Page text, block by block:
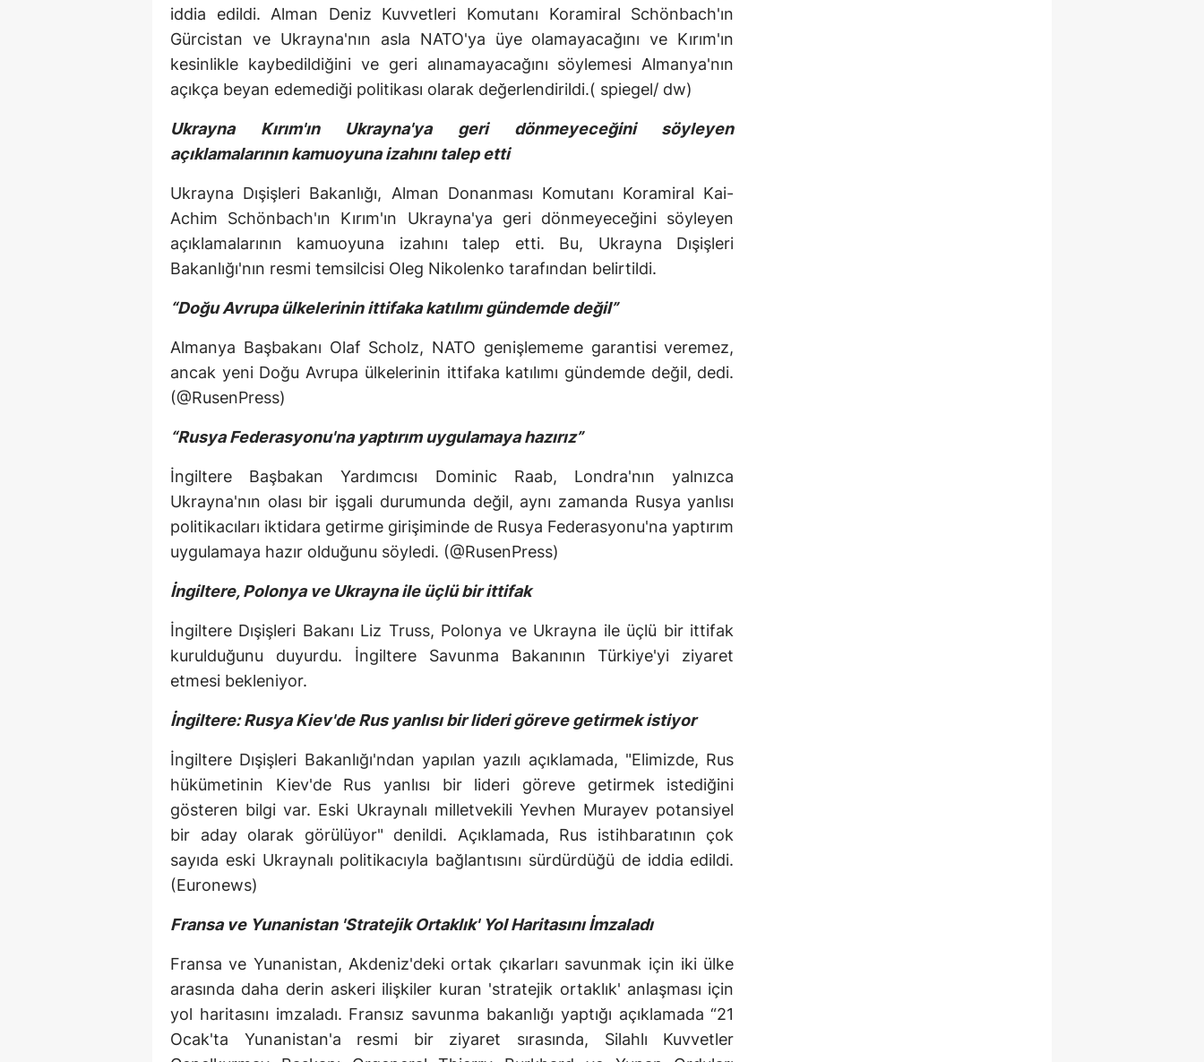
iddia edildi. Alman Deniz Kuvvetleri Komutanı Koramiral Schönbach'ın
Gürcistan ve Ukrayna'nın asla NATO'ya üye olamayacağını ve Kırım'ın
kesinlikle kaybedildiğini ve geri alınamayacağını söylemesi Almanya'nın
açıkça beyan edemediği politikası olarak değerlendirildi.( spiegel/ dw)
Ukrayna Kırım'ın Ukrayna'ya geri dönmeyeceğini söyleyen
açıklamalarının kamuoyuna izahını talep etti
Ukrayna Dışişleri Bakanlığı, Alman Donanması Komutanı Koramiral Kai-
Achim Schönbach'ın Kırım'ın Ukrayna'ya geri dönmeyeceğini söyleyen
açıklamalarının kamuoyuna izahını talep etti. Bu, Ukrayna Dışişleri
Bakanlığı'nın resmi temsilcisi Oleg Nikolenko tarafından belirtildi.
“Doğu Avrupa ülkelerinin ittifaka katılımı gündemde değil”
Almanya Başbakanı Olaf Scholz, NATO genişlememe garantisi veremez,
ancak yeni Doğu Avrupa ülkelerinin ittifaka katılımı gündemde değil, dedi.
(@RusenPress)
“Rusya Federasyonu'na yaptırım uygulamaya hazırız”
İngiltere Başbakan Yardımcısı Dominic Raab, Londra'nın yalnızca
Ukrayna'nın olası bir işgali durumunda değil, aynı zamanda Rusya yanlısı
politikacıları iktidara getirme girişiminde de Rusya Federasyonu'na yaptırım
uygulamaya hazır olduğunu söyledi. (@RusenPress)
İngiltere, Polonya ve Ukrayna ile üçlü bir ittifak
İngiltere Dışişleri Bakanı Liz Truss, Polonya ve Ukrayna ile üçlü bir ittifak
kurulduğunu duyurdu. İngiltere Savunma Bakanının Türkiye'yi ziyaret
etmesi bekleniyor.
İngiltere: Rusya Kiev'de Rus yanlısı bir lideri göreve getirmek istiyor
İngiltere Dışişleri Bakanlığı'ndan yapılan yazılı açıklamada, "Elimizde, Rus
hükümetinin Kiev'de Rus yanlısı bir lideri göreve getirmek istediğini
gösteren bilgi var. Eski Ukraynalı milletvekili Yevhen Murayev potansiyel
bir aday olarak görülüyor" denildi. Açıklamada, Rus istihbaratının çok
sayıda eski Ukraynalı politikacıyla bağlantısını sürdürdüğü de iddia edildi.
(Euronews)
Fransa ve Yunanistan 'Stratejik Ortaklık' Yol Haritasını İmzaladı
Fransa ve Yunanistan, Akdeniz'deki ortak çıkarları savunmak için iki ülke
arasında daha derin askeri ilişkiler kuran 'stratejik ortaklık' anlaşması için
yol haritasını imzaladı. Fransız savunma bakanlığı yaptığı açıklamada “21
Ocak'ta Yunanistan'a resmi bir ziyaret sırasında, Silahlı Kuvvetler